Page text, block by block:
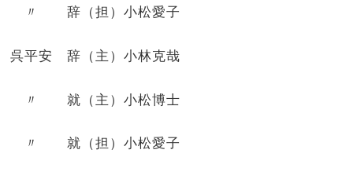
〃 辞（担）小松愛子
呉平安 辞（主）小林克哉
〃 就（主）小松博士
〃 就（担）小松愛子